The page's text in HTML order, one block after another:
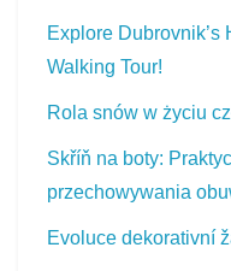
Explore Dubrovnik’s
Walking Tour!
Rola snów w życiu
Skříň na boty:
przechowywania
Evoluce dekorativní